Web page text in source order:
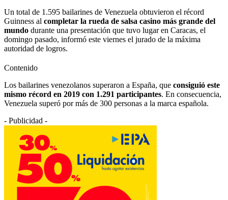
Un total de 1.595 bailarines de Venezuela obtuvieron el récord
Guinness al completar la rueda de salsa casino más grande del
mundo durante una presentación que tuvo lugar en Caracas, el
domingo pasado, informó este viernes el jurado de la máxima
autoridad de logros.
Contenido
Los bailarines venezolanos superaron a España, que consiguió este
mismo récord en 2019 con 1.291 participantes. En consecuencia,
Venezuela superó por más de 300 personas a la marca española.
- Publicidad -